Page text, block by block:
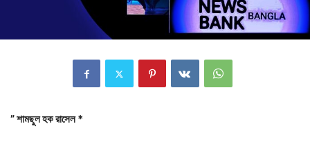
” শামছুল হক রাসেল *